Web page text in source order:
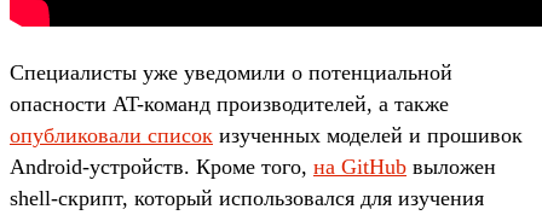
Специалисты уже уведомили о потенциальной
опасности AT-команд производителей, а также
опубликовали список изученных моделей и прошивок
Android-устройств. Кроме того, на GitHub выложен
shell-скрипт, который использовался для изучения